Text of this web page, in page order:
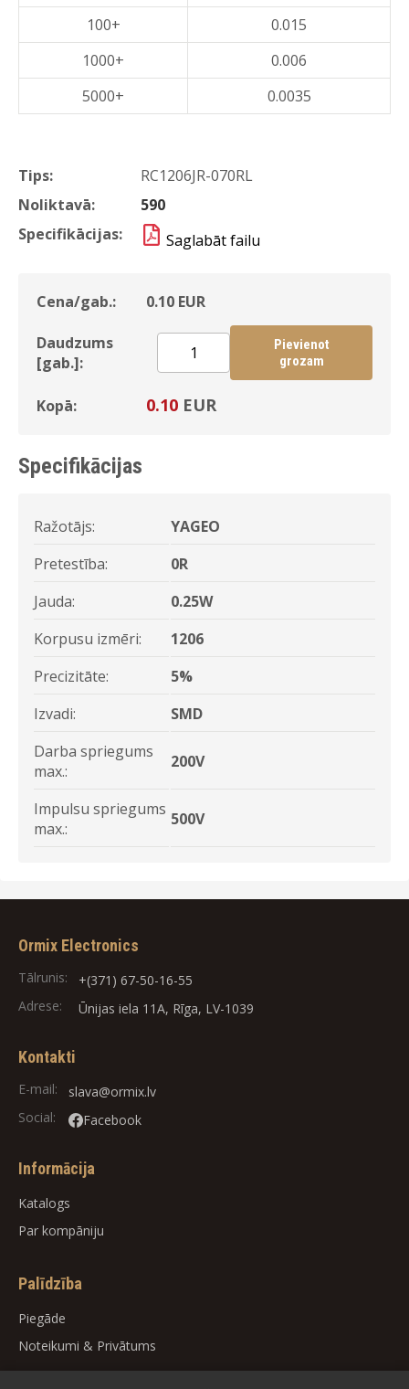
Tips:
RC1206JR-070RL
Noliktavā:
590
Specifikācijas:
Saglabāt failu
Cena/gab.: 0.10 EUR
Daudzums
[gab.]:
Pievienot
grozam
Kopā: 0.10 EUR
100+
0.015
1000+
0.006
5000+
0.0035
Specifikācijas
Ražotājs:
YAGEO
Pretestība:
0R
Jauda:
0.25W
Korpusu izmēri:
1206
Precizitāte:
5%
Izvadi:
SMD
Darba spriegums
max.:
200V
Impulsu spriegums
max.:
500V
Ormix Electronics
Tālrunis:
+(371) 67-50-16-55
Adrese:
Ūnijas iela 11A, Rīga, LV-1039
Kontakti
E-mail:
slava@ormix.lv
Social:
Facebook
Informācija
Katalogs
Par kompāniju
Palīdzība
Piegāde
Noteikumi & Privātums